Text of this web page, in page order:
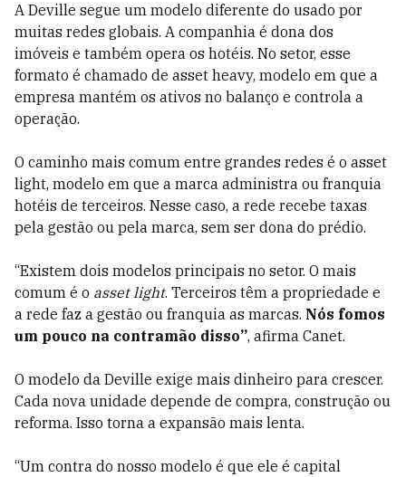
A Deville segue um modelo diferente do usado por
muitas redes globais. A companhia é dona dos
imóveis e também opera os hotéis. No setor, esse
formato é chamado de asset heavy, modelo em que a
empresa mantém os ativos no balanço e controla a
operação.
O caminho mais comum entre grandes redes é o asset
light, modelo em que a marca administra ou franquia
hotéis de terceiros. Nesse caso, a rede recebe taxas
pela gestão ou pela marca, sem ser dona do prédio.
“Existem dois modelos principais no setor. O mais
comum é o asset light. Terceiros têm a propriedade e
a rede faz a gestão ou franquia as marcas. Nós fomos
um pouco na contramão disso”, afirma Canet.
O modelo da Deville exige mais dinheiro para crescer.
Cada nova unidade depende de compra, construção ou
reforma. Isso torna a expansão mais lenta.
“Um contra do nosso modelo é que ele é capital